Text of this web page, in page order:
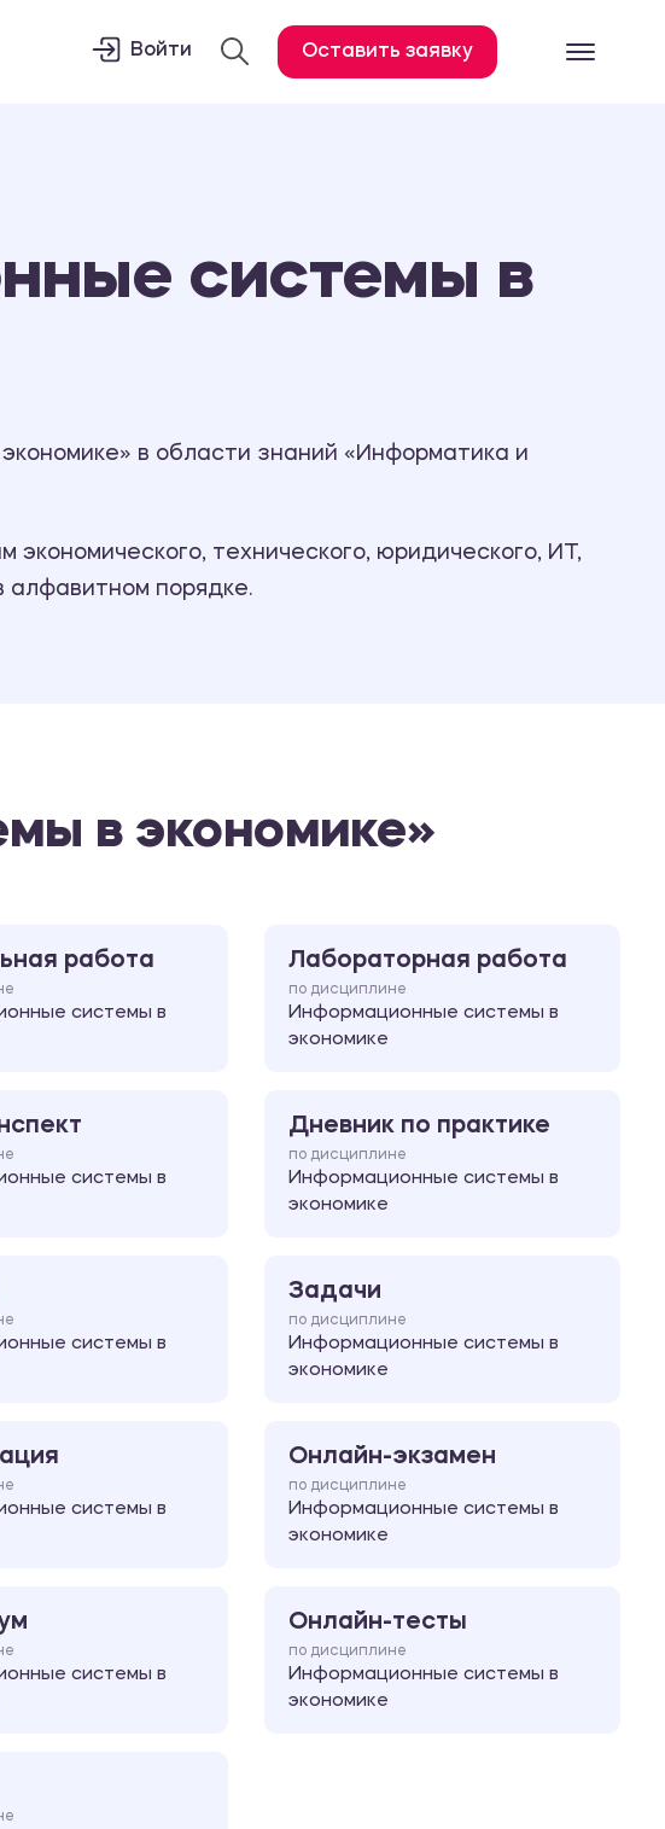
Курсовая работа
Диссертация
Ответы на билеты
Войти Оставить заявку
системы в
в области знаний «Информатика и
технического, юридического, ИТ,
алфавитном порядке.
в экономике»
работа
системы в
Лабораторная работа
по дисциплине
Информационные системы в
экономике
системы в
Дневник по практике
по дисциплине
Информационные системы в
экономике
системы в
Задачи
по дисциплине
Информационные системы в
экономике
системы в
Онлайн-экзамен
по дисциплине
Информационные системы в
экономике
системы в
Онлайн-тесты
по дисциплине
Информационные системы в
экономике